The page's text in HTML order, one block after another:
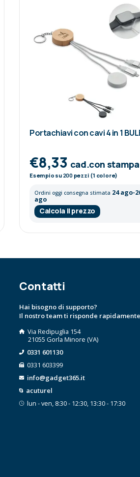
Portachiavi con cavi 4 in 1
€8,33 cad.con stampa
Esempio su 200pezzi (1 colore)
Ordini oggi consegna stimata 24 ago-
ago
Calcola il prezzo
Contatti
Hai bisogno di supporto?
Il nostro team ti risponde
Via Redipuglia 154
21055 Gorla Minore (VA)
0331 601130
0331 603399
info@gadget365.it
acuturel
lun - ven, 8:30 - 12:30, 13:30 - 17:30